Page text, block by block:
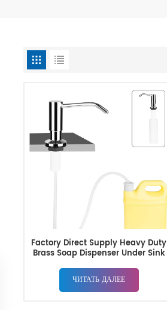
Factory Direct Supply Heavy Duty
Brass Soap Dispenser Under Sink
ЧИТАТЬ ДАЛЕЕ